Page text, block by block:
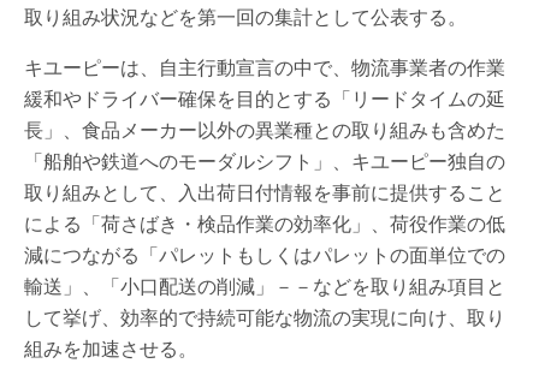
取り組み状況などを第一回の集計として公表する。
キユーピーは、自主行動宣言の中で、物流事業者の作業
緩和やドライバー確保を目的とする「リードタイムの延
長」、食品メーカー以外の異業種との取り組みも含めた
「船舶や鉄道へのモーダルシフト」、キユーピー独自の
取り組みとして、入出荷日付情報を事前に提供すること
による「荷さばき・検品作業の効率化」、荷役作業の低
減につながる「パレットもしくはパレットの面単位での
輸送」、「小口配送の削減」－－などを取り組み項目と
して挙げ、効率的で持続可能な物流の実現に向け、取り
組みを加速させる。